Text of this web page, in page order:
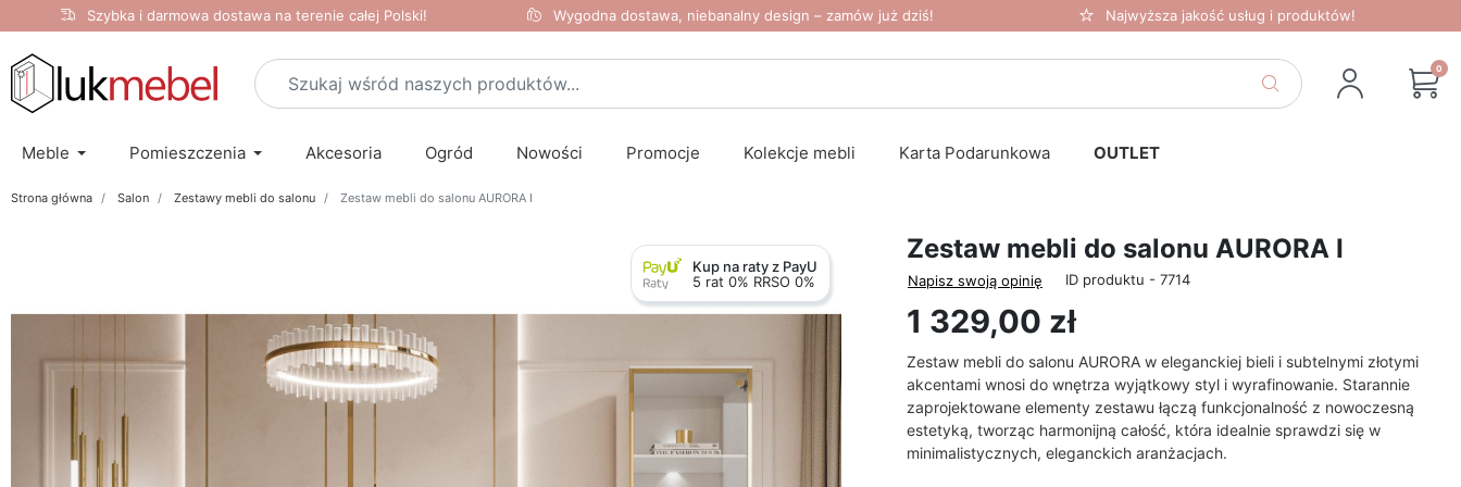
Szybka i darmowa dostawa na terenie całej Polski! Wygodna dostawa, niebanalny design – zamów już dziś! Najwyższa jakość usług i produktów!
0
Meble Pomieszczenia Akcesoria Ogród Nowości Promocje Kolekcje mebli Karta Podarunkowa OUTLET
Strona główna Salon Zestawy mebli do salonu Zestaw mebli do salonu AURORA I
Kup na raty z PayU
5 rat 0% RRSO 0%
Zestaw mebli do salonu AURORA I
Napisz swoją opinię ID produktu - 7714
1 329,00 zł
Zestaw mebli do salonu AURORA w eleganckiej bieli i subtelnymi złotymi
akcentami wnosi do wnętrza wyjątkowy styl i wyrafinowanie. Starannie
zaprojektowane elementy zestawu łączą funkcjonalność z nowoczesną
estetyką, tworząc harmonijną całość, która idealnie sprawdzi się w
minimalistycznych, eleganckich aranżacjach.